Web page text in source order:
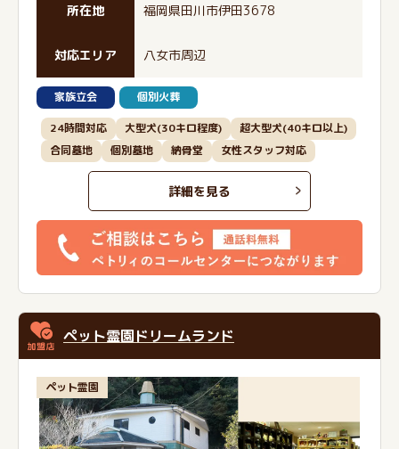
所在地 福岡県田川市伊田3678
対応エリア 八女市周辺
家族立会 個別火葬
24時間対応 大型犬(30キロ程度)
超大型犬(40キロ以上)
合同墓地
個別墓地 納骨堂 女性スタッフ対応
詳細を見る
ペット霊園ドリームランド
ペット霊園